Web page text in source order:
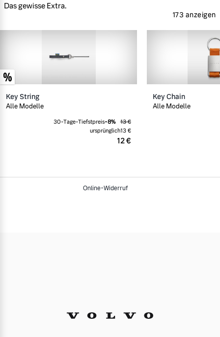
Das gewisse Extra.
173 anzeigen
Key String
Alle Modelle
12 €
30-Tage-Tiefstpreis-8%
13 €
ursprünglich13 €
Key Chain
Alle Modelle
Online-Widerruf